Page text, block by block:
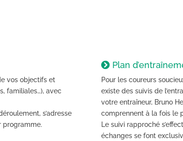
vos objectifs et
familiales…), avec
s’adresse
programme.
Plan
Pour les coureurs
existe des suivis de
votre entraîneur, Bruno
comprennent à la fois le
Le suivi rapproché
échanges se font